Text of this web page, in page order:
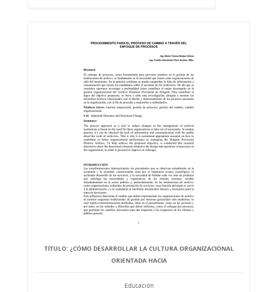
TÍTULO: ¿CÓMO DESARROLLAR LA CULTURA ORGANIZACIONAL
ORIENTADA HACIA
Educación